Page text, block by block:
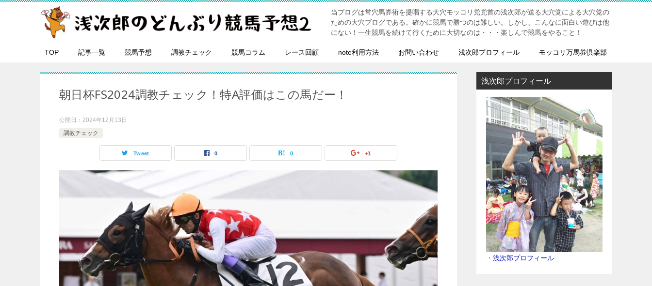
当ブログは常穴馬券術を提唱する大穴モッコリ党党首の浅次郎が送る大穴党による大穴党の
ための大穴ブログである。確かに競馬で勝つのは難しい。しかし、こんなに面白い遊びは他
にない！一生競馬を続けて行くために大切なのは・・・楽しんで競馬をやること！
TOP 記事一覧 競馬予想 調教チェック 競馬コラム レース回顧 note利用方法 お問い合わせ 浅次郎プロフィール モッコリ万馬券倶楽部
朝日杯FS2024調教チェック！特A評価はこの馬だー！
公開日： 2024年12月13日
調教チェック
Tweet 0 0 +1
浅次郎プロフィール
・ 浅次郎プロフィール